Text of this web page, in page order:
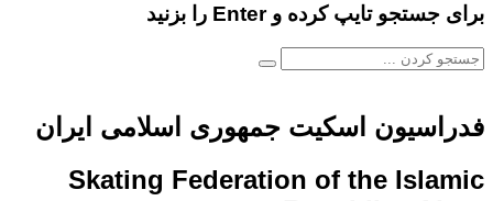
برای جستجو تایپ کرده و Enter را بزنید
فدراسیون اسکیت جمهوری اسلامی ایران
Skating Federation of the Islamic